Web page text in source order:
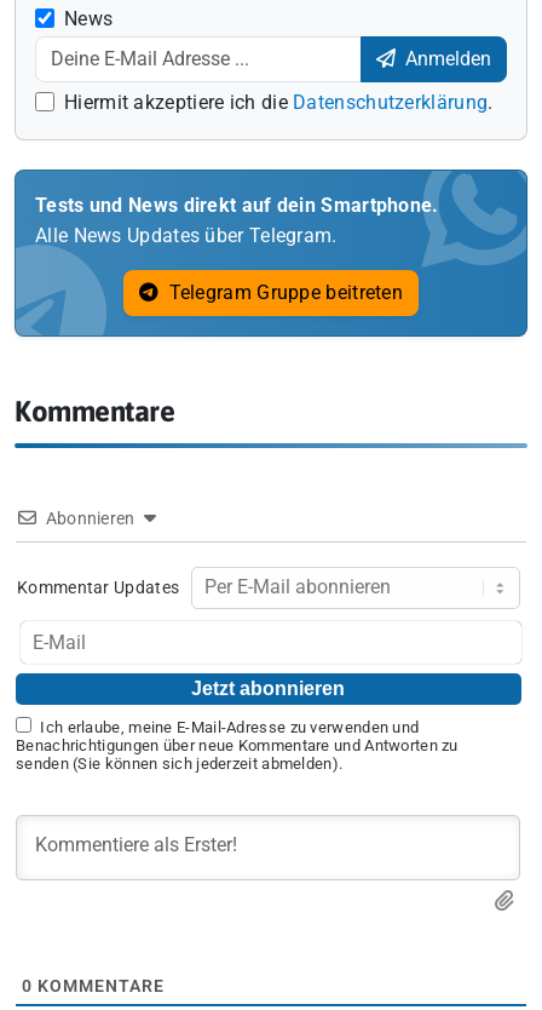
News
Anmelden
Hiermit akzeptiere ich die Datenschutzerklärung.
Tests und News direkt auf dein Smartphone.
Alle News Updates über Telegram.
Telegram Gruppe beitreten
Kommentare
Abonnieren
Kommentar Updates
Ich erlaube, meine E-Mail-Adresse zu verwenden und
Benachrichtigungen über neue Kommentare und Antworten zu
senden (Sie können sich jederzeit abmelden).
0 KOMMENTARE